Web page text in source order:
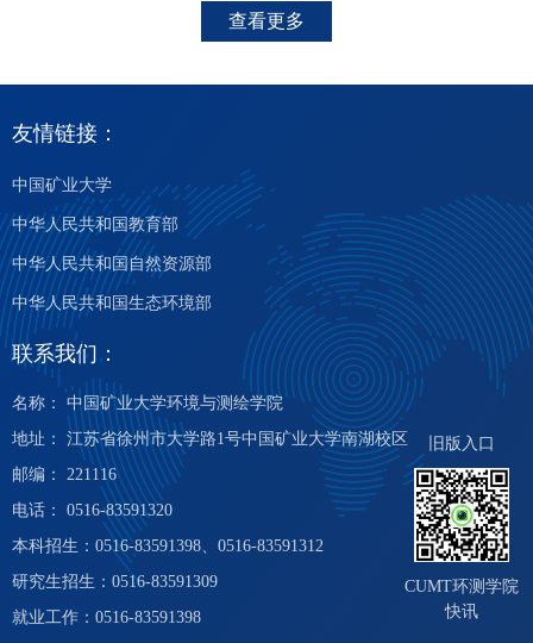
查看更多
友情链接：
中国矿业大学
中华人民共和国教育部
中华人民共和国自然资源部
中华人民共和国生态环境部
联系我们：
名称： 中国矿业大学环境与测绘学院
地址： 江苏省徐州市大学路1号中国矿业大学南湖校区
邮编： 221116
电话： 0516-83591320
本科招生：0516-83591398、0516-83591312
研究生招生：0516-83591309
就业工作：0516-83591398
旧版入口
CUMT环测学院
快讯